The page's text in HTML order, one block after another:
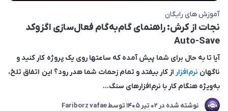
آموزش های رایگان
نجات از کرش: راهنمای گام‌به‌گام فعال‌سازی اگزوکد
Auto-Save
آیا تا به حال برای شما پیش آمده که ساعتها روی یک پروژه کار کنید و
ناگهان نرم‌افزار از کار بیفتد و تمام زحمات شما هدر رود؟ این اتفاق تلخ،
به‌ویژه هنگام کار با نرم‌افزارهای سنگ...
نوشته شده در 02 تير 1405 توسطFariborz vafae